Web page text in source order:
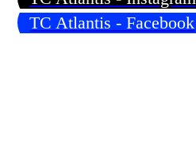
TC Atlantis - Facebook